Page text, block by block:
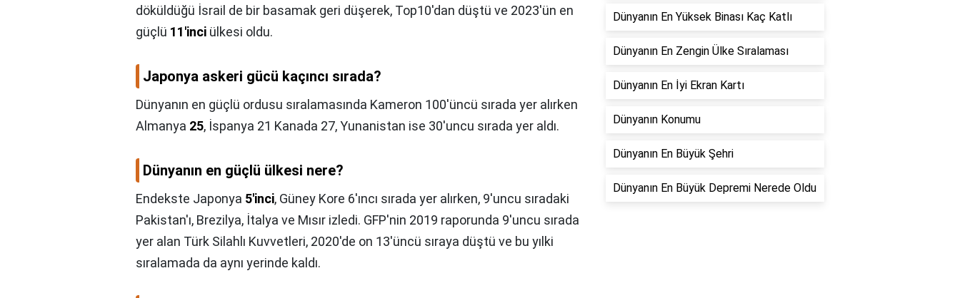
döküldüğü İsrail de bir basamak geri düşerek, Top10'dan düştü ve 2023'ün en
güçlü 11'inci ülkesi oldu.
Japonya askeri gücü kaçıncı sırada?
Dünyanın en güçlü ordusu sıralamasında Kameron 100'üncü sırada yer alırken
Almanya 25, İspanya 21 Kanada 27, Yunanistan ise 30'uncu sırada yer aldı.
Dünyanın en güçlü ülkesi nere?
Endekste Japonya 5'inci, Güney Kore 6'ıncı sırada yer alırken, 9'uncu sıradaki
Pakistan'ı, Brezilya, İtalya ve Mısır izledi. GFP'nin 2019 raporunda 9'uncu sırada
yer alan Türk Silahlı Kuvvetleri, 2020'de on 13'üncü sıraya düştü ve bu yılki
sıralamada da aynı yerinde kaldı.
Dünyanın En Yüksek Binası Kaç Katlı
Dünyanın En Zengin Ülke Sıralaması
Dünyanın En İyi Ekran Kartı
Dünyanın Konumu
Dünyanın En Büyük Şehri
Dünyanın En Büyük Depremi Nerede Oldu